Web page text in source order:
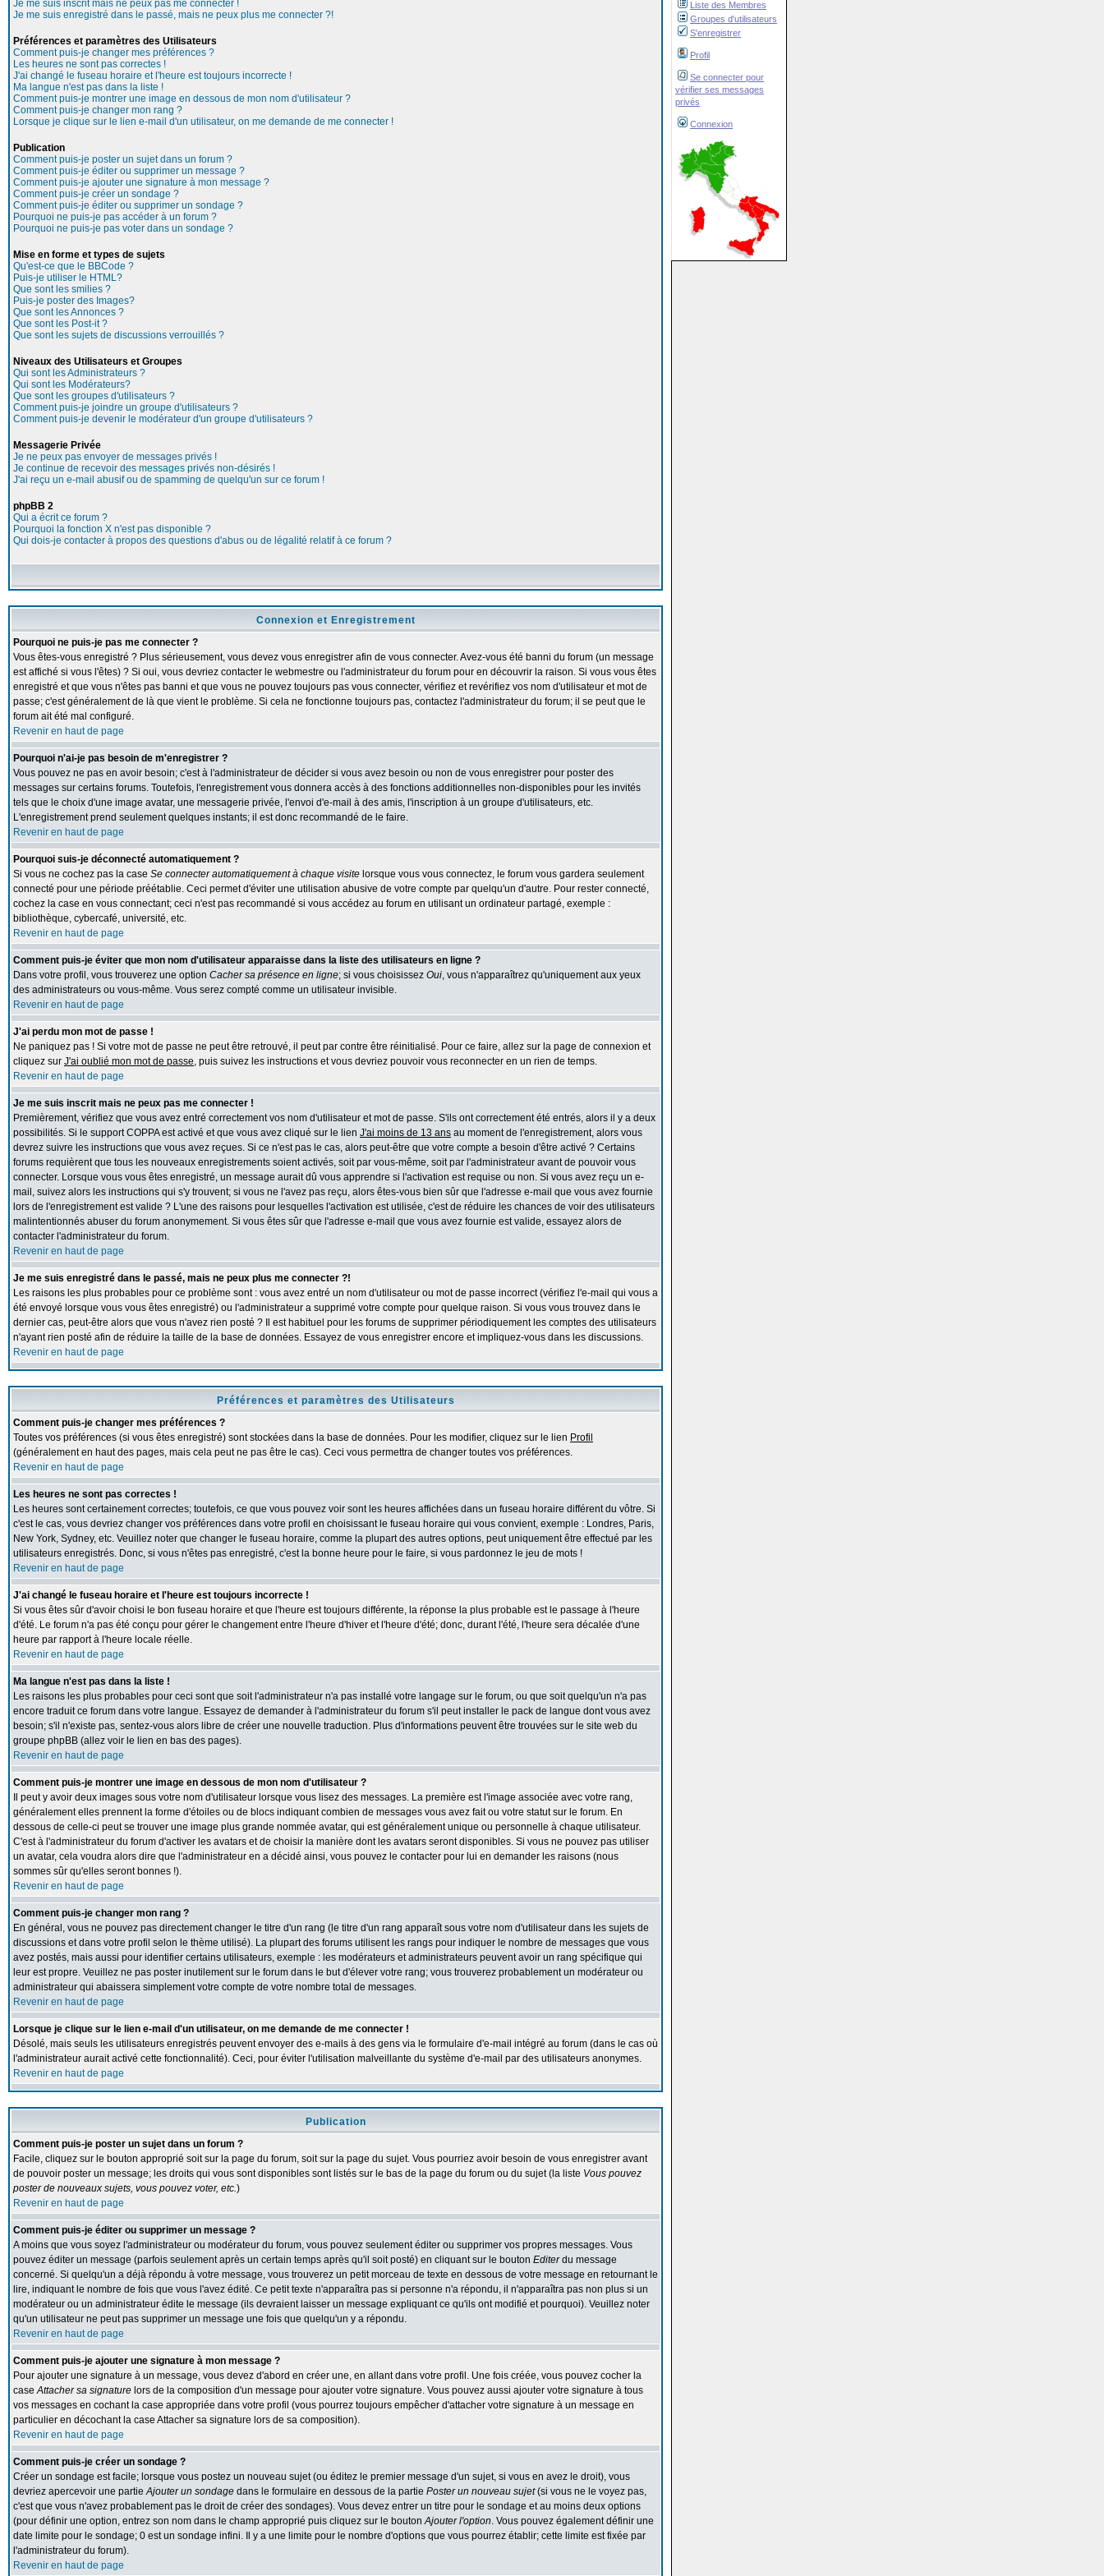
Liste des Membres
Groupes d'utilisateurs
S'enregistrer
Profil
Se connecter pour
vérifier ses messages
privés
Connexion
Je me suis inscrit mais ne peux pas me connecter !
Je me suis enregistré dans le passé, mais ne peux plus me connecter ?!
Préférences et paramètres des Utilisateurs
Comment puis-je changer mes préférences ?
Les heures ne sont pas correctes !
J'ai changé le fuseau horaire et l'heure est toujours incorrecte !
Ma langue n'est pas dans la liste !
Comment puis-je montrer une image en dessous de mon nom d'utilisateur ?
Comment puis-je changer mon rang ?
Lorsque je clique sur le lien e-mail d'un utilisateur, on me demande de me connecter !
Publication
Comment puis-je poster un sujet dans un forum ?
Comment puis-je éditer ou supprimer un message ?
Comment puis-je ajouter une signature à mon message ?
Comment puis-je créer un sondage ?
Comment puis-je éditer ou supprimer un sondage ?
Pourquoi ne puis-je pas accéder à un forum ?
Pourquoi ne puis-je pas voter dans un sondage ?
Mise en forme et types de sujets
Qu'est-ce que le BBCode ?
Puis-je utiliser le HTML?
Que sont les smilies ?
Puis-je poster des Images?
Que sont les Annonces ?
Que sont les Post-it ?
Que sont les sujets de discussions verrouillés ?
Niveaux des Utilisateurs et Groupes
Qui sont les Administrateurs ?
Qui sont les Modérateurs?
Que sont les groupes d'utilisateurs ?
Comment puis-je joindre un groupe d'utilisateurs ?
Comment puis-je devenir le modérateur d'un groupe d'utilisateurs ?
Messagerie Privée
Je ne peux pas envoyer de messages privés !
Je continue de recevoir des messages privés non-désirés !
J'ai reçu un e-mail abusif ou de spamming de quelqu'un sur ce forum !
phpBB 2
Qui a écrit ce forum ?
Pourquoi la fonction X n'est pas disponible ?
Qui dois-je contacter à propos des questions d'abus ou de légalité relatif à ce forum ?
Connexion et Enregistrement
Pourquoi ne puis-je pas me connecter ?
Vous êtes-vous enregistré ? Plus sérieusement, vous devez vous enregistrer afin de vous connecter. Avez-vous été banni du forum (un message
est affiché si vous l'êtes) ? Si oui, vous devriez contacter le webmestre ou l'administrateur du forum pour en découvrir la raison. Si vous vous êtes
enregistré et que vous n'êtes pas banni et que vous ne pouvez toujours pas vous connecter, vérifiez et revérifiez vos nom d'utilisateur et mot de
passe; c'est généralement de là que vient le problème. Si cela ne fonctionne toujours pas, contactez l'administrateur du forum; il se peut que le
forum ait été mal configuré.
Revenir en haut de page
Pourquoi n'ai-je pas besoin de m'enregistrer ?
Vous pouvez ne pas en avoir besoin; c'est à l'administrateur de décider si vous avez besoin ou non de vous enregistrer pour poster des
messages sur certains forums. Toutefois, l'enregistrement vous donnera accès à des fonctions additionnelles non-disponibles pour les invités
tels que le choix d'une image avatar, une messagerie privée, l'envoi d'e-mail à des amis, l'inscription à un groupe d'utilisateurs, etc.
L'enregistrement prend seulement quelques instants; il est donc recommandé de le faire.
Revenir en haut de page
Pourquoi suis-je déconnecté automatiquement ?
Si vous ne cochez pas la case Se connecter automatiquement à chaque visite lorsque vous vous connectez, le forum vous gardera seulement
connecté pour une période préétablie. Ceci permet d'éviter une utilisation abusive de votre compte par quelqu'un d'autre. Pour rester connecté,
cochez la case en vous connectant; ceci n'est pas recommandé si vous accédez au forum en utilisant un ordinateur partagé, exemple :
bibliothèque, cybercafé, université, etc.
Revenir en haut de page
Comment puis-je éviter que mon nom d'utilisateur apparaisse dans la liste des utilisateurs en ligne ?
Dans votre profil, vous trouverez une option Cacher sa présence en ligne; si vous choisissez Oui, vous n'apparaîtrez qu'uniquement aux yeux
des administrateurs ou vous-même. Vous serez compté comme un utilisateur invisible.
Revenir en haut de page
J'ai perdu mon mot de passe !
Ne paniquez pas ! Si votre mot de passe ne peut être retrouvé, il peut par contre être réinitialisé. Pour ce faire, allez sur la page de connexion et
cliquez sur J'ai oublié mon mot de passe, puis suivez les instructions et vous devriez pouvoir vous reconnecter en un rien de temps.
Revenir en haut de page
Je me suis inscrit mais ne peux pas me connecter !
Premièrement, vérifiez que vous avez entré correctement vos nom d'utilisateur et mot de passe. S'ils ont correctement été entrés, alors il y a deux
possibilités. Si le support COPPA est activé et que vous avez cliqué sur le lien J'ai moins de 13 ans au moment de l'enregistrement, alors vous
devrez suivre les instructions que vous avez reçues. Si ce n'est pas le cas, alors peut-être que votre compte a besoin d'être activé ? Certains
forums requièrent que tous les nouveaux enregistrements soient activés, soit par vous-même, soit par l'administrateur avant de pouvoir vous
connecter. Lorsque vous vous êtes enregistré, un message aurait dû vous apprendre si l'activation est requise ou non. Si vous avez reçu un e-
mail, suivez alors les instructions qui s'y trouvent; si vous ne l'avez pas reçu, alors êtes-vous bien sûr que l'adresse e-mail que vous avez fournie
lors de l'enregistrement est valide ? L'une des raisons pour lesquelles l'activation est utilisée, c'est de réduire les chances de voir des utilisateurs
malintentionnés abuser du forum anonymement. Si vous êtes sûr que l'adresse e-mail que vous avez fournie est valide, essayez alors de
contacter l'administrateur du forum.
Revenir en haut de page
Je me suis enregistré dans le passé, mais ne peux plus me connecter ?!
Les raisons les plus probables pour ce problème sont : vous avez entré un nom d'utilisateur ou mot de passe incorrect (vérifiez l'e-mail qui vous a
été envoyé lorsque vous vous êtes enregistré) ou l'administrateur a supprimé votre compte pour quelque raison. Si vous vous trouvez dans le
dernier cas, peut-être alors que vous n'avez rien posté ? Il est habituel pour les forums de supprimer périodiquement les comptes des utilisateurs
n'ayant rien posté afin de réduire la taille de la base de données. Essayez de vous enregistrer encore et impliquez-vous dans les discussions.
Revenir en haut de page
Préférences et paramètres des Utilisateurs
Comment puis-je changer mes préférences ?
Toutes vos préférences (si vous êtes enregistré) sont stockées dans la base de données. Pour les modifier, cliquez sur le lien Profil
(généralement en haut des pages, mais cela peut ne pas être le cas). Ceci vous permettra de changer toutes vos préférences.
Revenir en haut de page
Les heures ne sont pas correctes !
Les heures sont certainement correctes; toutefois, ce que vous pouvez voir sont les heures affichées dans un fuseau horaire différent du vôtre. Si
c'est le cas, vous devriez changer vos préférences dans votre profil en choisissant le fuseau horaire qui vous convient, exemple : Londres, Paris,
New York, Sydney, etc. Veuillez noter que changer le fuseau horaire, comme la plupart des autres options, peut uniquement être effectué par les
utilisateurs enregistrés. Donc, si vous n'êtes pas enregistré, c'est la bonne heure pour le faire, si vous pardonnez le jeu de mots !
Revenir en haut de page
J'ai changé le fuseau horaire et l'heure est toujours incorrecte !
Si vous êtes sûr d'avoir choisi le bon fuseau horaire et que l'heure est toujours différente, la réponse la plus probable est le passage à l'heure
d'été. Le forum n'a pas été conçu pour gérer le changement entre l'heure d'hiver et l'heure d'été; donc, durant l'été, l'heure sera décalée d'une
heure par rapport à l'heure locale réelle.
Revenir en haut de page
Ma langue n'est pas dans la liste !
Les raisons les plus probables pour ceci sont que soit l'administrateur n'a pas installé votre langage sur le forum, ou que soit quelqu'un n'a pas
encore traduit ce forum dans votre langue. Essayez de demander à l'administrateur du forum s'il peut installer le pack de langue dont vous avez
besoin; s'il n'existe pas, sentez-vous alors libre de créer une nouvelle traduction. Plus d'informations peuvent être trouvées sur le site web du
groupe phpBB (allez voir le lien en bas des pages).
Revenir en haut de page
Comment puis-je montrer une image en dessous de mon nom d'utilisateur ?
Il peut y avoir deux images sous votre nom d'utilisateur lorsque vous lisez des messages. La première est l'image associée avec votre rang,
généralement elles prennent la forme d'étoiles ou de blocs indiquant combien de messages vous avez fait ou votre statut sur le forum. En
dessous de celle-ci peut se trouver une image plus grande nommée avatar, qui est généralement unique ou personnelle à chaque utilisateur.
C'est à l'administrateur du forum d'activer les avatars et de choisir la manière dont les avatars seront disponibles. Si vous ne pouvez pas utiliser
un avatar, cela voudra alors dire que l'administrateur en a décidé ainsi, vous pouvez le contacter pour lui en demander les raisons (nous
sommes sûr qu'elles seront bonnes !).
Revenir en haut de page
Comment puis-je changer mon rang ?
En général, vous ne pouvez pas directement changer le titre d'un rang (le titre d'un rang apparaît sous votre nom d'utilisateur dans les sujets de
discussions et dans votre profil selon le thème utilisé). La plupart des forums utilisent les rangs pour indiquer le nombre de messages que vous
avez postés, mais aussi pour identifier certains utilisateurs, exemple : les modérateurs et administrateurs peuvent avoir un rang spécifique qui
leur est propre. Veuillez ne pas poster inutilement sur le forum dans le but d'élever votre rang; vous trouverez probablement un modérateur ou
administrateur qui abaissera simplement votre compte de votre nombre total de messages.
Revenir en haut de page
Lorsque je clique sur le lien e-mail d'un utilisateur, on me demande de me connecter !
Désolé, mais seuls les utilisateurs enregistrés peuvent envoyer des e-mails à des gens via le formulaire d'e-mail intégré au forum (dans le cas où
l'administrateur aurait activé cette fonctionnalité). Ceci, pour éviter l'utilisation malveillante du système d'e-mail par des utilisateurs anonymes.
Revenir en haut de page
Publication
Comment puis-je poster un sujet dans un forum ?
Facile, cliquez sur le bouton approprié soit sur la page du forum, soit sur la page du sujet. Vous pourriez avoir besoin de vous enregistrer avant
de pouvoir poster un message; les droits qui vous sont disponibles sont listés sur le bas de la page du forum ou du sujet (la liste Vous pouvez
poster de nouveaux sujets, vous pouvez voter, etc.)
Revenir en haut de page
Comment puis-je éditer ou supprimer un message ?
A moins que vous soyez l'administrateur ou modérateur du forum, vous pouvez seulement éditer ou supprimer vos propres messages. Vous
pouvez éditer un message (parfois seulement après un certain temps après qu'il soit posté) en cliquant sur le bouton Editerdu message
concerné. Si quelqu'un a déjà répondu à votre message, vous trouverez un petit morceau de texte en dessous de votre message en retournant le
lire, indiquant le nombre de fois que vous l'avez édité. Ce petit texte n'apparaîtra pas si personne n'a répondu, il n'apparaîtra pas non plus si un
modérateur ou un administrateur édite le message (ils devraient laisser un message expliquant ce qu'ils ont modifié et pourquoi). Veuillez noter
qu'un utilisateur ne peut pas supprimer un message une fois que quelqu'un y a répondu.
Revenir en haut de page
Comment puis-je ajouter une signature à mon message ?
Pour ajouter une signature à un message, vous devez d'abord en créer une, en allant dans votre profil. Une fois créée, vous pouvez cocher la
caseAttacher sa signature lors de la composition d'un message pour ajouter votre signature. Vous pouvez aussi ajouter votre signature à tous
vos messages en cochant la case appropriée dans votre profil (vous pourrez toujours empêcher d'attacher votre signature à un message en
particulier en décochant la case Attacher sa signature lors de sa composition).
Revenir en haut de page
Comment puis-je créer un sondage ?
Créer un sondage est facile; lorsque vous postez un nouveau sujet (ou éditez le premier message d'un sujet, si vous en avez le droit), vous
devriez apercevoir une partieAjouter un sondage dans le formulaire en dessous de la partie Poster un nouveau sujet(si vous ne le voyez pas,
c'est que vous n'avez probablement pas le droit de créer des sondages). Vous devez entrer un titre pour le sondage et au moins deux options
(pour définir une option, entrez son nom dans le champ approprié puis cliquez sur le boutonAjouter l'option. Vous pouvez également définir une
date limite pour le sondage; 0 est un sondage infini. Il y a une limite pour le nombre d'options que vous pourrez établir; cette limite est fixée par
l'administrateur du forum).
Revenir en haut de page